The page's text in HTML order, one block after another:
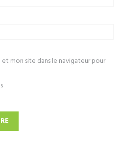
mon site dans le navigateur pour